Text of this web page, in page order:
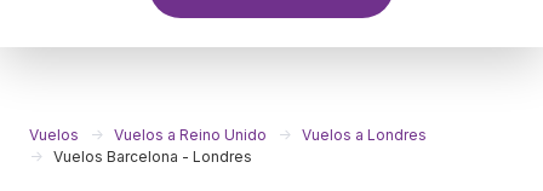
Vuelos Vuelos a Reino Unido
Vuelos a Londres
Vuelos Barcelona - Londres